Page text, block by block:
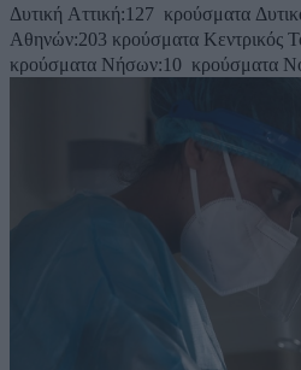
Δυτική Αττική:127 κρούσματα Δυτικός Τομέας
Αθηνών:203 κρούσματα Κεντρικός Τομέα Αθηνών:422